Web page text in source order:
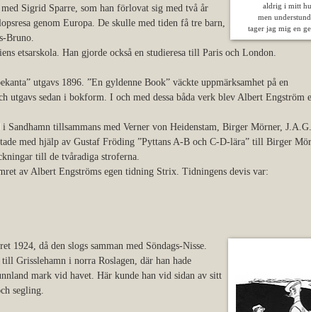
aldrig i mitt
men
tager jag mig en
Sigrid Sparre, som han förlovat sig med två år
genom Europa. De skulle med tiden få tre barn,
Bruno.
etsarskola. Han gjorde också en studieresa till Paris och London.
utgavs 1896. ”En gyldenne Book” väckte uppmärksamhet på en
utgavs sedan i bokform. I och med dessa båda verk blev Albert Engström
Sandhamn tillsammans med Verner von Heidenstam, Birger Mörner,
med hjälp av Gustaf Fröding ”Pyttans A-B och C-D-lära” till Birger
till de tvåradiga stroferna.
av Albert Engströms egen tidning Strix. Tidningens devis var:
då den slogs samman med Söndags-Nisse.
Grisslehamn i norra Roslagen, där han hade
mark vid havet. Här kunde han vid sidan av sitt
segling.